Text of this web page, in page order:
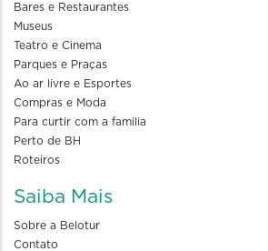
Bares e Restaurantes
Museus
Teatro e Cinema
Parques e Praças
Ao ar livre e Esportes
Compras e Moda
Para curtir com a familia
Perto de BH
Roteiros
Saiba Mais
Sobre a Belotur
Contato